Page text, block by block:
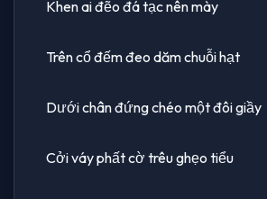
Khen ai đẽo đá tạc nên mày
Trên cổ đếm đeo dăm chuỗi hạt
Dưới chân đứng chéo một đôi giầy
Cởi váy phất cờ trêu ghẹo tiểu